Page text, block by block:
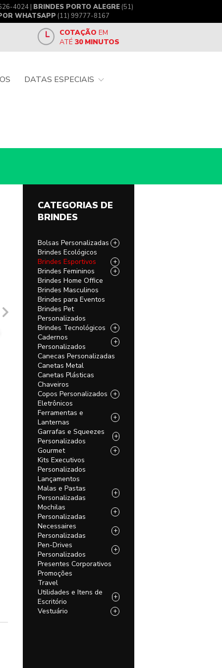
4024 | BRINDES PORTO ALEGRE(51)
WHATSAPP (11) 99777-8167
COTAÇÃO EM
ATÉ 30 MINUTOS
DATAS ESPECIAIS
CATEGORIAS DE
BRINDES
Bolsas Personalizadas +
Brindes Ecológicos
Brindes Esportivos
+
Brindes Femininos +
Brindes Home Office
Brindes Masculinos
Brindes para Eventos
Brindes Pet
Personalizados
Brindes Tecnológicos
+
Cadernos
Personalizados
+
Canecas Personalizadas
Canetas Metal
Canetas Plásticas
Chaveiros
Copos Personalizados
+
Eletrônicos
Ferramentas e
Lanternas
+
Garrafas e Squeezes
Personalizados
+
Gourmet +
Kits Executivos
Personalizados
Lançamentos
Malas e Pastas
Personalizadas
+
Mochilas
Personalizadas
+
Necessaires
Personalizadas
+
Pen-Drives
Personalizados
+
Presentes Corporativos
Promoções
Travel
Utilidades e Itens de
Escritório
+
Vestuário +